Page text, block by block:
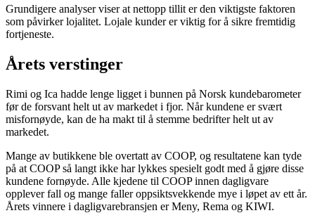
Grundigere analyser viser at nettopp tillit er den viktigste faktoren
som påvirker lojalitet. Lojale kunder er viktig for å sikre fremtidig
fortjeneste.
Årets verstinger
Rimi og Ica hadde lenge ligget i bunnen på Norsk kundebarometer
før de forsvant helt ut av markedet i fjor. Når kundene er svært
misfornøyde, kan de ha makt til å stemme bedrifter helt ut av
markedet.
Mange av butikkene ble overtatt av COOP, og resultatene kan tyde
på at COOP så langt ikke har lykkes spesielt godt med å gjøre disse
kundene fornøyde. Alle kjedene til COOP innen dagligvare
opplever fall og mange faller oppsiktsvekkende mye i løpet av ett år.
Årets vinnere i dagligvarebransjen er Meny, Rema og KIWI.